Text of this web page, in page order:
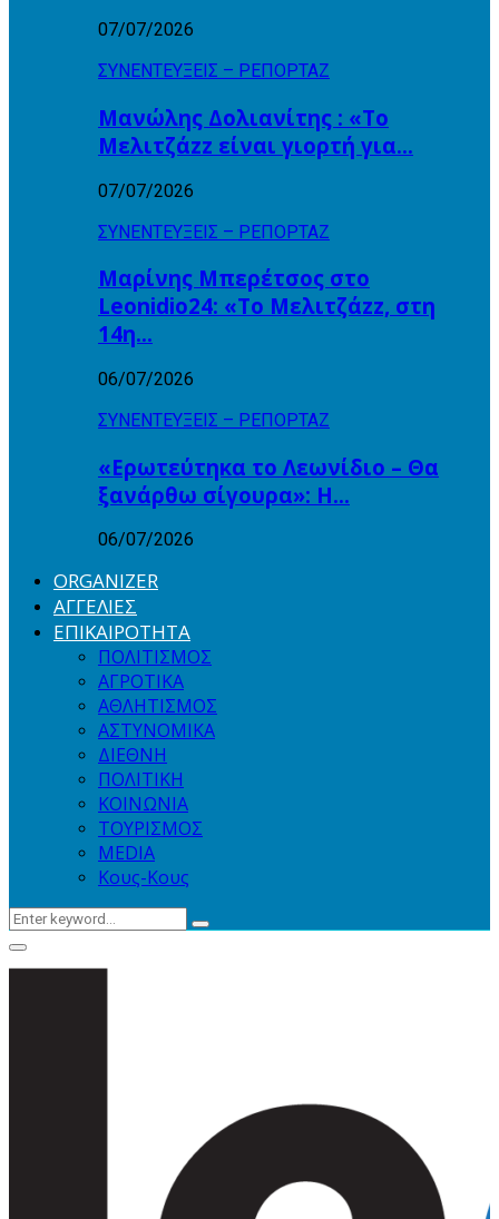
07/07/2026
ΣΥΝΕΝΤΕΥΞΕΙΣ – ΡΕΠΟΡΤΑΖ
Μανώλης Δολιανίτης : «Το
Μελιτζάzz είναι γιορτή για…
07/07/2026
ΣΥΝΕΝΤΕΥΞΕΙΣ – ΡΕΠΟΡΤΑΖ
Μαρίνης Μπερέτσος στο
Leonidio24: «Το Μελιτζάzz, στη
14η…
06/07/2026
ΣΥΝΕΝΤΕΥΞΕΙΣ – ΡΕΠΟΡΤΑΖ
«Ερωτεύτηκα το Λεωνίδιο – Θα
ξανάρθω σίγουρα»: Η…
06/07/2026
ORGANIZER
ΑΓΓΕΛΙΕΣ
ΕΠΙΚΑΙΡΟΤΗΤΑ
ΠΟΛΙΤΙΣΜΟΣ
ΑΓΡΟΤΙΚΑ
ΑΘΛΗΤΙΣΜΟΣ
ΑΣΤΥΝΟΜΙΚΑ
ΔΙΕΘΝΗ
ΠΟΛΙΤΙΚΗ
ΚΟΙΝΩΝΙΑ
ΤΟΥΡΙΣΜΟΣ
MEDIA
Κους-Κους
Search
Search
Primary
Menu